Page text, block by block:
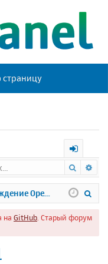
страницу
х
о
д
Поиск
на GitHub . Старый форум